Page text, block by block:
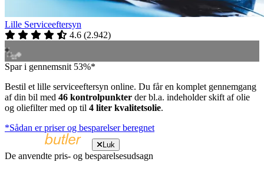
Lille Serviceeftersyn
4.6 (2.942)
Spar i gennemsnit 53%*
Bestil et lille serviceeftersyn online. Du får en komplet gennemgang
af din bil med 46 kontrolpunkter der bl.a. indeholder skift af olie
og oliefilter med op til 4 liter kvalitetsolie.
*Sådan er priser og besparelser beregnet
Luk
De anvendte pris- og besparelsesudsagn